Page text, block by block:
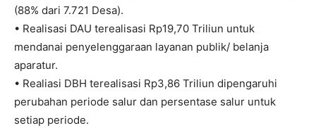
(88% dari 7.721 Desa).
• Realisasi DAU terealisasi Rp19,70 Triliun untuk
mendanai penyelenggaraan layanan publik/ belanja
aparatur.
• Realiasi DBH terealisasi Rp3,86 Triliun dipengaruhi
perubahan periode salur dan persentase salur untuk
setiap periode.